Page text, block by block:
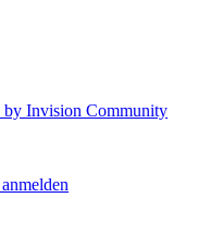
by Invision Community